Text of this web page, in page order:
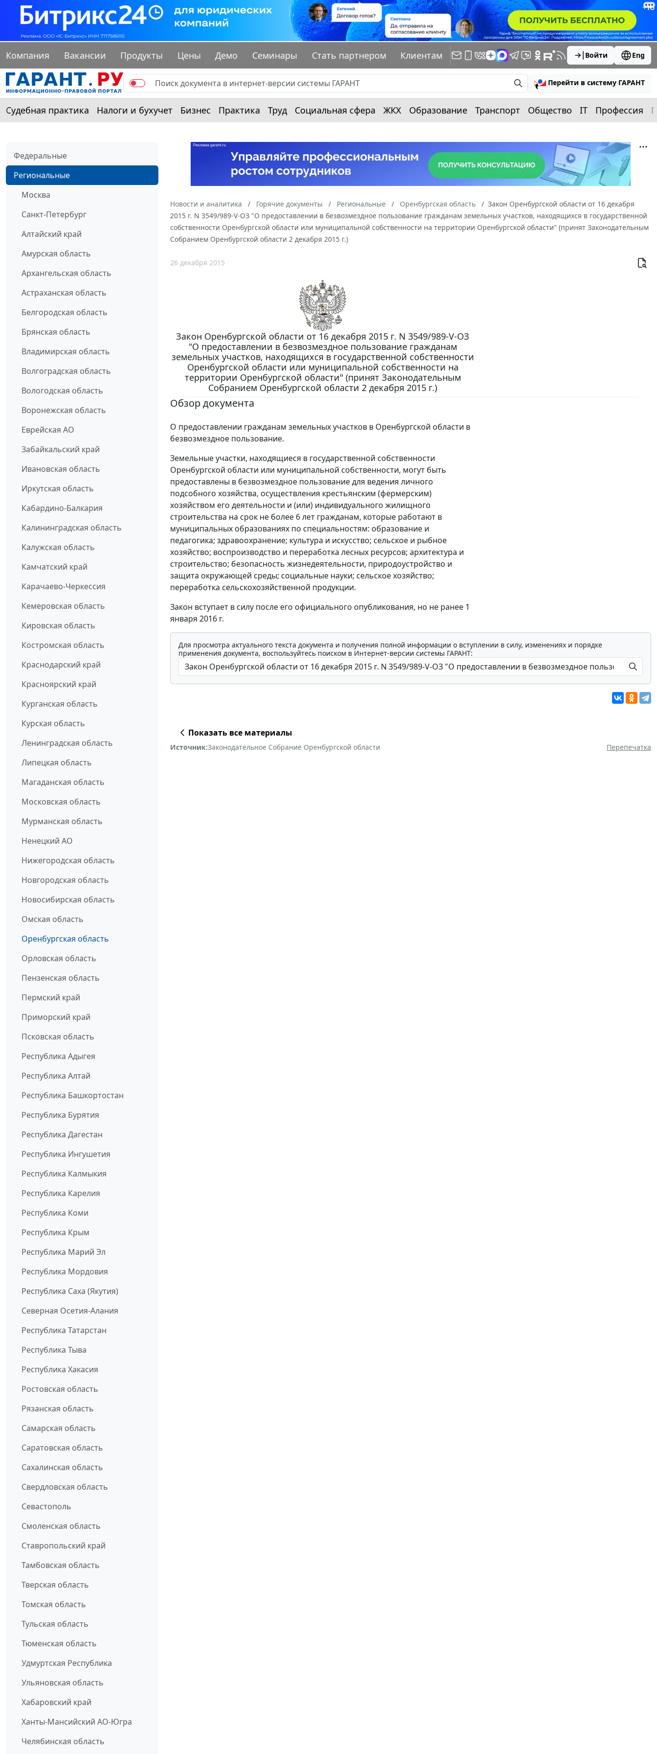
Компания Вакансии Продукты Цены Демо Семинары Стать партнером Клиентам Войти Eng
Перейти в систему ГАРАНТ
Судебная практика Налоги и бухучет Бизнес Практика Труд Социальная сфера ЖКХ Образование Транспорт Общество IT Профессия
Федеральные
Региональные
Москва
Санкт-Петербург
Алтайский край
Амурская область
Архангельская область
Астраханская область
Белгородская область
Брянская область
Владимирская область
Волгоградская область
Вологодская область
Воронежская область
Еврейская АО
Забайкальский край
Ивановская область
Иркутская область
Кабардино-Балкария
Калининградская область
Калужская область
Камчатский край
Карачаево-Черкессия
Кемеровская область
Кировская область
Костромская область
Краснодарский край
Красноярский край
Курганская область
Курская область
Ленинградская область
Липецкая область
Магаданская область
Московская область
Мурманская область
Ненецкий АО
Нижегородская область
Новгородская область
Новосибирская область
Омская область
Оренбургская область
Орловская область
Пензенская область
Пермский край
Приморский край
Псковская область
Республика Адыгея
Республика Алтай
Республика Башкортостан
Республика Бурятия
Республика Дагестан
Республика Ингушетия
Республика Калмыкия
Республика Карелия
Республика Коми
Республика Крым
Республика Марий Эл
Республика Мордовия
Республика Саха (Якутия)
Северная Осетия-Алания
Республика Татарстан
Республика Тыва
Республика Хакасия
Ростовская область
Рязанская область
Самарская область
Саратовская область
Сахалинская область
Свердловская область
Севастополь
Смоленская область
Ставропольский край
Тамбовская область
Тверская область
Томская область
Тульская область
Тюменская область
Удмуртская Республика
Ульяновская область
Хабаровский край
Ханты-Мансийский АО-Югра
Челябинская область
Новости и аналитика Горячие документы Региональные Оренбургская область
Закон Оренбургской области от 16 декабря
2015 г. N 3549/989-V-ОЗ "О предоставлении в безвозмездное пользование гражданам земельных участков, находящихся в государственной
собственности Оренбургской области или муниципальной собственности на территории Оренбургской области" (принят Законодательным
Собранием Оренбургской области 2 декабря 2015 г.)
26 декабря 2015
Закон Оренбургской области от 16 декабря 2015 г. N 3549/989-V-ОЗ
"О предоставлении в безвозмездное пользование гражданам
земельных участков, находящихся в государственной собственности
Оренбургской области или муниципальной собственности на
территории Оренбургской области" (принят Законодательным
Собранием Оренбургской области 2 декабря 2015 г.)
Обзор документа
О предоставлении гражданам земельных участков в Оренбургской области в
безвозмездное пользование.
Земельные участки, находящиеся в государственной собственности
Оренбургской области или муниципальной собственности, могут быть
предоставлены в безвозмездное пользование для ведения личного
подсобного хозяйства, осуществления крестьянским (фермерским)
хозяйством его деятельности и (или) индивидуального жилищного
строительства на срок не более 6 лет гражданам, которые работают в
муниципальных образованиях по специальностям: образование и
педагогика; здравоохранение; культура и искусство; сельское и рыбное
хозяйство; воспроизводство и переработка лесных ресурсов; архитектура и
строительство; безопасность жизнедеятельности, природоустройство и
защита окружающей среды; социальные науки; сельское хозяйство;
переработка сельскохозяйственной продукции.
Закон вступает в силу после его официального опубликования, но не ранее 1
января 2016 г.
Для просмотра актуального текста документа и получения полной информации о вступлении в силу, изменениях и порядке
применения документа, воспользуйтесь поиском в Интернет-версии системы ГАРАНТ:
Показать все материалы
Источник:Законодательное Собрание Оренбургской области Перепечатка